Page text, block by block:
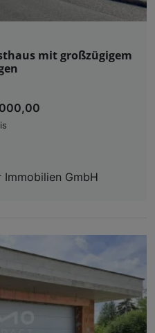
mit großzügigem
GmbH